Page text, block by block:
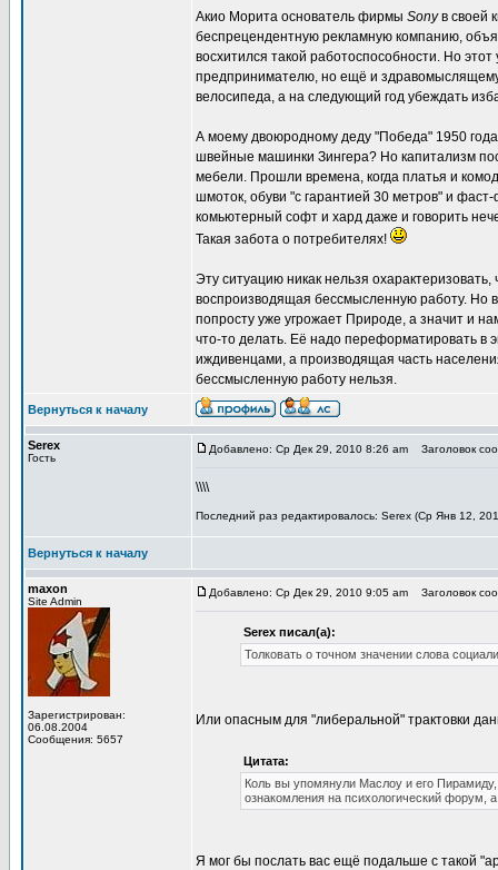
Акио Морита основатель фирмы Sonyв своей
беспрецендентную рекламную компанию,
восхитился такой работоспособности. Но
предпринимателю, но ещё и
велосипеда, а на следующий год убеждать
А моему двоюродному деду "Победа" 1950
швейные машинки Зингера? Но капитализм
мебели. Прошли времена, когда платья и
шмоток, обуви "с гарантией 30 метров" и
комьютерный софт и хард даже и говорить
Такая забота о потребителях!
Эту ситуацию никак нельзя
воспроизводящая бессмысленную работу. Но
попросту уже угрожает Природе, а значит и
что-то делать. Её надо переформатировать в
иждивенцами, а производящая часть
бессмысленную работу нельзя.
Вернуться к началу
Serex
Гость
Добавлено: Ср Дек 29, 2010 8:26 am Заголовок
\\\\
Последний раз редактировалось: Serex (Ср Янв 12,
Вернуться к началу
maxon
Site Admin
Зарегистрирован:
06.08.2004
Сообщения: 5657
Добавлено: Ср Дек 29, 2010 9:05 am Заголовок
Serex писал(а):
Толковать о точном значении слова
Или опасным для "либеральной" трактовки
Цитата:
Коль вы упомянули Маслоу и его Пирамиду,
ознакомления на психологический форум,
Я мог бы послать вас ещё подальше с такой